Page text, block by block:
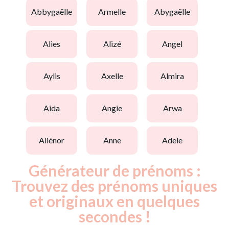
abbygaëlle armelle abygaëlle
alies alizé angel
aylis axelle almira
aida angie arwa
aliénor anne adele
Générateur de prénoms :
Trouvez des prénoms uniques
et originaux en quelques
secondes !